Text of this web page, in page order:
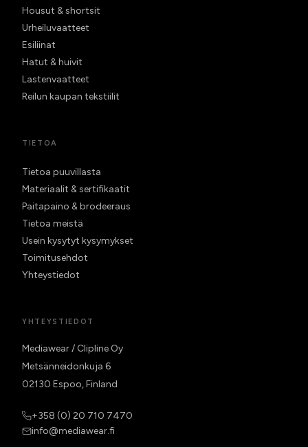
Housut & shortsit
Urheiluvaatteet
Esiliinat
Hatut & huivit
Lastenvaatteet
Reilun kaupan tekstiilit
TIETOA
Tietoa puuvillasta
Materiaalit & sertifikaatit
Paitapaino & brodeeraus
Tietoa meistä
Usein kysytyt kysymykset
Toimitusehdot
Yhteystiedot
YHTEYSTIEDOT
Mediawear / Clipline Oy
Metsänneidonkuja 6
02130 Espoo, Finland
+358 (0) 20 710 7470
info@mediawear.fi